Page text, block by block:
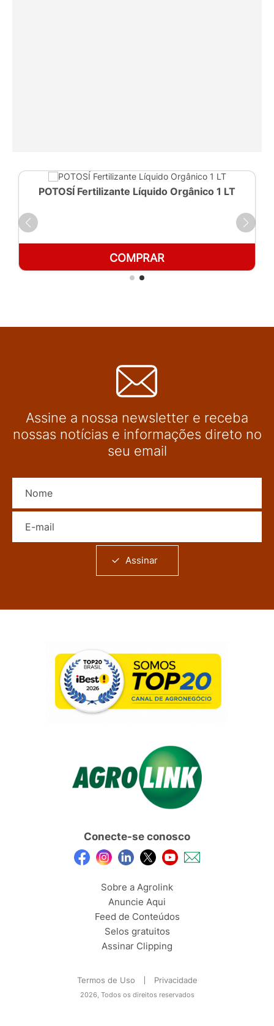
POTOSÍ Fertilizante Líquido Orgânico 1 LT
COMPRAR
Assine a nossa newsletter e receba
nossas notícias e informações direto no
seu email
Assinar
Conecte-se conosco
Sobre a Agrolink
Anuncie Aqui
Feed de Conteúdos
Selos gratuitos
Assinar Clipping
Termos de Uso Privacidade
2026, Todos os direitos reservados